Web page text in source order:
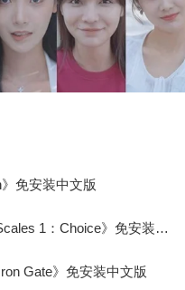
》免安装中文版
《天平游戏1:抉择/Inner Scales 1：Choice》免安装中文版
Gate》免安装中文版